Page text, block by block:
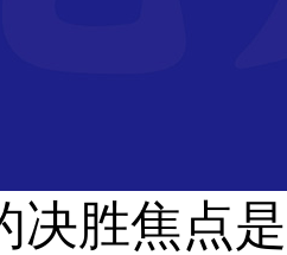
决胜焦点